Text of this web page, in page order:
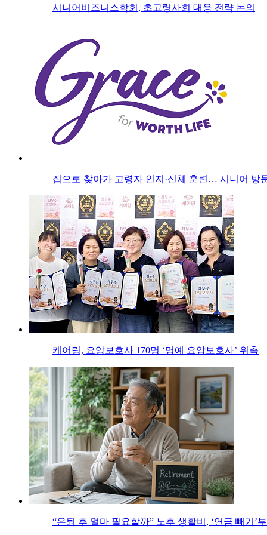
시니어비즈니스학회, 초고령사회 대응 전략 논의
집으로 찾아가 고령자 인지·신체 훈련… 시니어 방
케어링, 요양보호사 170명 ‘명예 요양보호사’ 위촉
“은퇴 후 얼마 필요할까” 노후 생활비, ‘연금 빼기’